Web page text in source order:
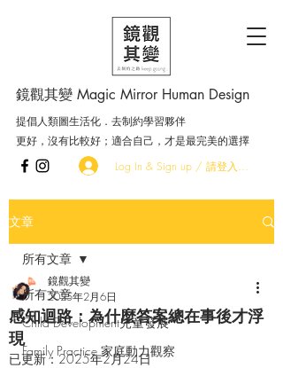
鏡觀其變 Magic Mirror Human Design
提倡人類圖生活化．去制約學習夥伴
更好，沒有比較好；適合自己，才是最完美的選擇
Log In & Sign up / 請登入．加入會員
文章
所有文章
Child Development兒童發展
Family Practice 家庭動力觀察
所有文章
感知迴路：為什麼答案總在事後才浮
現
鏡觀其變
2025年2月6日
已更新：2025年2月24日